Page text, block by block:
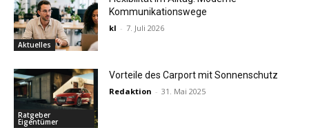
Aktuelles
Kommunikationswege
kl - 7. Juli 2026
Ratgeber
Eigentümer
Vorteile des Carport mit Sonnenschutz
Redaktion - 31. Mai 2025